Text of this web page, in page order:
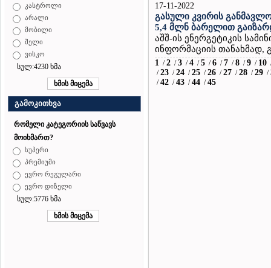
კასტროლი
არალი
მობილი
შელი
ვისკო
სულ:4230 ხმა
გამოკითხვა
რომელი კატეგორიის საწვავს
მოიხმართ?
სუპერი
პრემიუმი
ევრო რეგულარი
ევრო დიზელი
სულ:5776 ხმა
17-11-2022
გასული კვირის
5,4 მლნ ბარელით
აშშ-ის ენერგეტიკის
ინფორმაციის თანახმად,
1 / 2 / 3 / 4 / 5 / 6 / 7 / 8 / 9 / 10
/ 23 / 24 / 25 / 26 / 27 / 28 / 29 /
/ 42 / 43 / 44 / 45